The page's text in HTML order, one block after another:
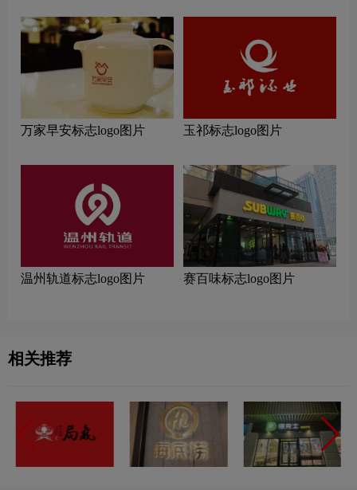
万家早安标志logo图片 玉祁标志logo图片
温州轨道标志logo图片 赛百味标志logo图片
相关推荐